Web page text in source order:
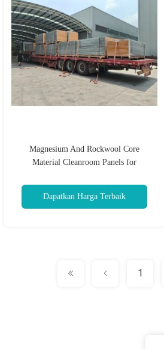
Magnesium And Rockwool Core
Material Cleanroom Panels for
Dapatkan Harga Terbaik
1